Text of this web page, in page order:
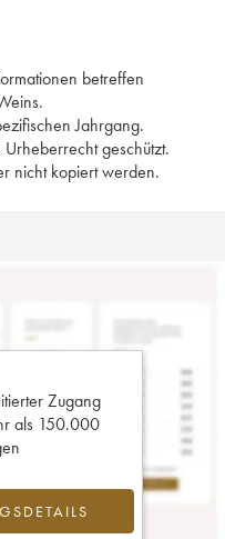
betreffen
Jahrgang.
geschützt.
nicht kopiert werden.
Zugang
als 150.000